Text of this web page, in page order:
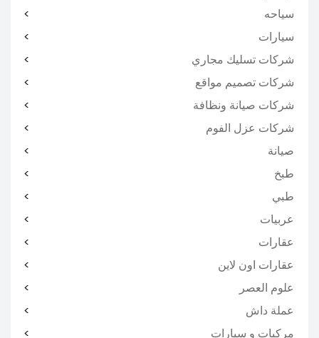
سياحه
سيارات
شركات تسليك مجاري
شركات تصميم مواقع
شركات صيانة ونظافة
شركات عزل الفوم
صيانة
طبخ
طبي
عربيات
عقارات
عقارات اون لاين
علوم العصر
عملة داش
مركبات و سيارات